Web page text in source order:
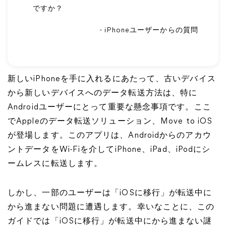
ですか？
- iPhoneユーザーからの質問
新しいiPhoneを手に入れるにあたって、古いデバイス
から新しいデバイスへのデータ転送方法は、特に
Androidユーザーにとって重要な懸念事項です。ここ
でAppleのデータ転送ソリューション、Move to iOS
が登場します。このアプリは、Androidからのアカウ
ントデータをWi-Fiを介してiPhone、iPad、iPodにシ
ームレスに転送します。
しかし、一部のユーザーは「iOSに移行」が転送中に
から進まない問題に遭遇します。幸いなことに、この
ガイドでは「iOSに移行」が転送中にから進まない謎